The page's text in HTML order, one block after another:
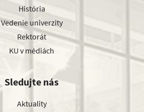
História
Vedenie univerzity
Rektorát
KU v médiách
Sledujte nás
Aktuality